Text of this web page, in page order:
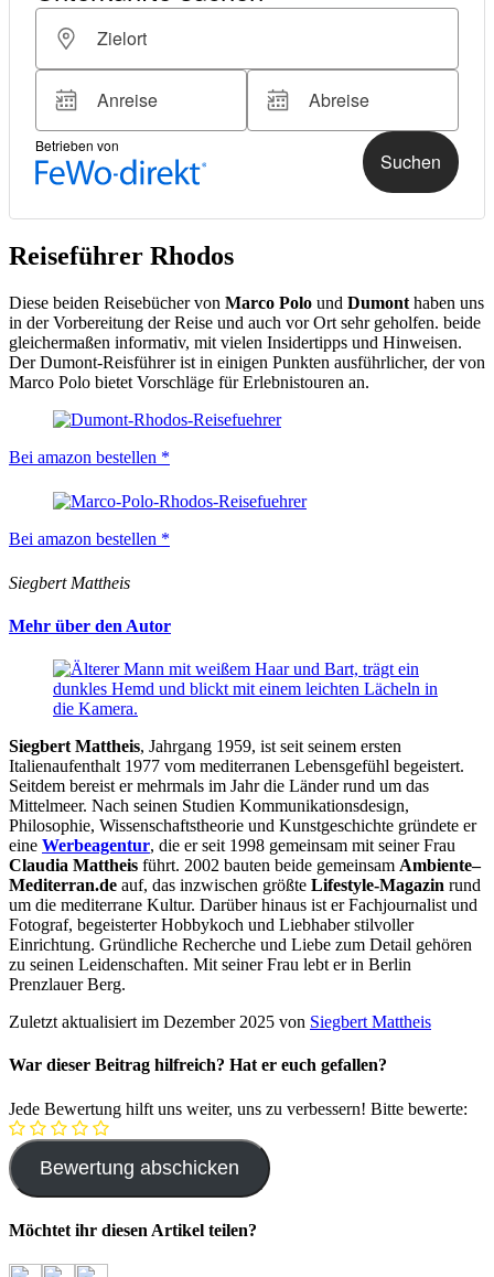
Reiseführer Rhodos
Diese beiden Reisebücher von Marco Polo und Dumont haben uns
in der Vorbereitung der Reise und auch vor Ort sehr geholfen. beide
gleichermaßen informativ, mit vielen Insidertipps und Hinweisen.
Der Dumont-Reisführer ist in einigen Punkten ausführlicher, der von
Marco Polo bietet Vorschläge für Erlebnistouren an.
Bei amazon bestellen *
Bei amazon bestellen *
Siegbert Mattheis
Mehr über den Autor
Siegbert Mattheis, Jahrgang 1959, ist seit seinem ersten
Italienaufenthalt 1977 vom mediterranen Lebensgefühl begeistert.
Seitdem bereist er mehrmals im Jahr die Länder rund um das
Mittelmeer. Nach seinen Studien Kommunikationsdesign,
Philosophie, Wissenschaftstheorie und Kunstgeschichte gründete er
eine Werbeagentur, die er seit 1998 gemeinsam mit seiner Frau
Claudia Mattheis führt. 2002 bauten beide gemeinsam Ambiente–
Mediterran.de auf, das inzwischen größte Lifestyle-Magazin rund
um die mediterrane Kultur. Darüber hinaus ist er Fachjournalist und
Fotograf, begeisterter Hobbykoch und Liebhaber stilvoller
Einrichtung. Gründliche Recherche und Liebe zum Detail gehören
zu seinen Leidenschaften. Mit seiner Frau lebt er in Berlin
Prenzlauer Berg.
Zuletzt aktualisiert im Dezember 2025 von Siegbert Mattheis
War dieser Beitrag hilfreich? Hat er euch gefallen?
Jede Bewertung hilft uns weiter, uns zu verbessern! Bitte bewerte:
Möchtet ihr diesen Artikel teilen?